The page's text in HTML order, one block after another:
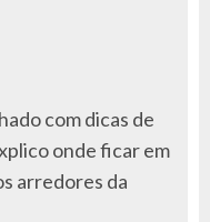
com dicas de
onde ficar em
arredores da